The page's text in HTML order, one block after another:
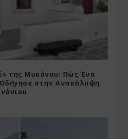
της Μυκόνου: Πώς Ένα
Οδήγησε στην Ανακάλυψη